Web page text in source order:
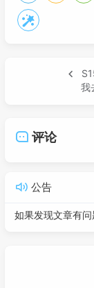
我
评论
公告
如果发现文章有问